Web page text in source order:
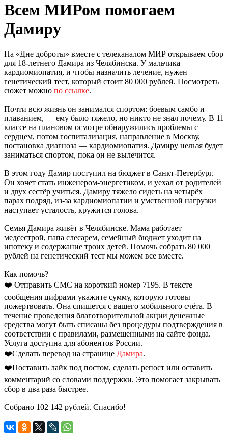
Всем МИРом помогаем
Дамиру
На «Дне доброты» вместе с телеканалом МИР открываем сбор
для 18-летнего Дамира из Челябинска. У мальчика
кардиомиопатия, и чтобы назначить лечение, нужен
генетический тест, который стоит 80 000 рублей. Посмотреть
сюжет можно по ссылке.
Почти всю жизнь он занимался спортом: боевым самбо и
плаванием, — ему было тяжело, но никто не знал почему. В 11
классе на плановом осмотре обнаружились проблемы с
сердцем, потом госпитализация, направление в Москву,
постановка диагноза — кардиомиопатия. Дамиру нельзя будет
заниматься спортом, пока он не вылечится.
В этом году Дамир поступил на бюджет в Санкт-Петербург.
Он хочет стать инженером-энергетиком, и уехал от родителей
и двух сестёр учиться. Дамиру тяжело сидеть на четырёх
парах подряд, из-за кардиомиопатии и умственной нагрузки
наступает усталость, кружится голова.
Семья Дамира живёт в Челябинске. Мама работает
медсестрой, папа слесарем, семейный бюджет уходит на
ипотеку и содержание троих детей. Помочь собрать 80 000
рублей на генетический тест мы можем все вместе.
Как помочь?
❤️ Отправить СМС на короткий номер 7195. В тексте
сообщения цифрами укажите сумму, которую готовы
пожертвовать. Она спишется с вашего мобильного счёта. В
течение проведения благотворительной акции денежные
средства могут быть списаны без процедуры подтверждения в
соответствии с правилами, размещенными на сайте фонда.
Услуга доступна для абонентов России.
❤️Сделать перевод на странице Дамира.
❤️Поставить лайк под постом, сделать репост или оставить
комментарий со словами поддержки. Это помогает закрывать
сбор в два раза быстрее.
Собрано 102 142 рублей. Спасибо!